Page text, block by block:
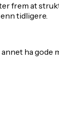
frem at
tidligere.
ha